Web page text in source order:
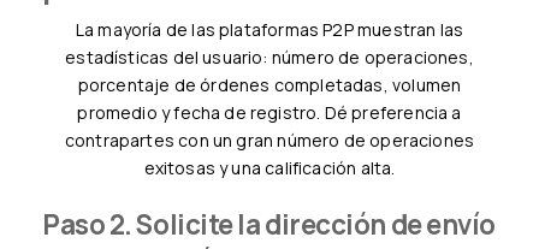
La mayoría de las plataformas P2P muestran las
estadísticas del usuario: número de operaciones,
porcentaje de órdenes completadas, volumen
promedio y fecha de registro. Dé preferencia a
contrapartes con un gran número de operaciones
exitosas y una calificación alta.
Paso 2. Solicite la dirección de envío